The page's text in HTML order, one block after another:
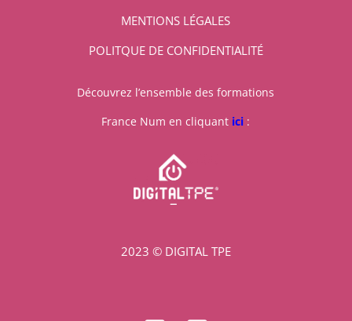
MENTIONS LÉGALES
POLITQUE DE CONFIDENTIALITÉ
Découvrez l’ensemble des formations
France Num en cliquant ici :
2023 © DIGITAL TPE